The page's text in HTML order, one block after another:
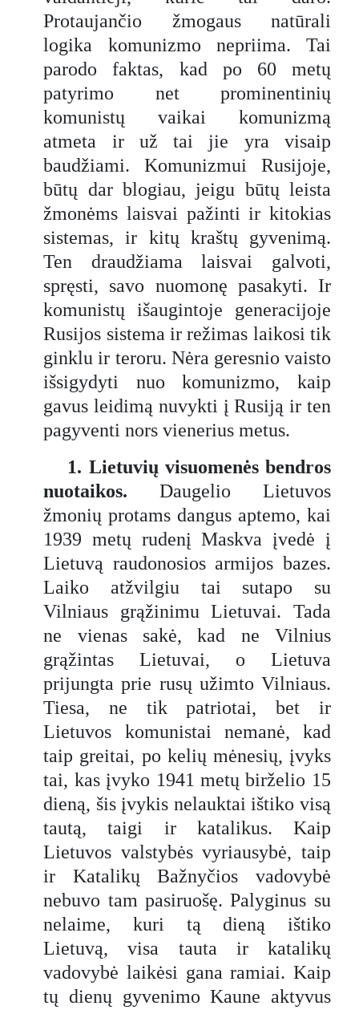
Protaujančio žmogaus natūrali
logika komunizmo nepriima. Tai
parodo faktas, kad po 60 metų
patyrimo net prominentinių
komunistų vaikai komunizmą
atmeta ir už tai jie yra visaip
baudžiami. Komunizmui Rusijoje,
būtų dar blogiau, jeigu būtų leista
žmonėms laisvai pažinti ir kitokias
sistemas, ir kitų kraštų gyvenimą.
Ten draudžiama laisvai galvoti,
spręsti, savo nuomonę pasakyti. Ir
komunistų išaugintoje generacijoje
Rusijos sistema ir režimas laikosi tik
ginklu ir teroru. Nėra geresnio vaisto
išsigydyti nuo komunizmo, kaip
gavus leidimą nuvykti į Rusiją ir ten
pagyventi nors vienerius metus.
1. Lietuvių visuomenės bendros
nuotaikos.Daugelio Lietuvos
žmonių protams dangus aptemo, kai
1939 metų rudenį Maskva įvedė į
Lietuvą raudonosios armijos bazes.
Laiko atžvilgiu tai sutapo su
Vilniaus grąžinimu Lietuvai. Tada
ne vienas sakė, kad ne Vilnius
grąžintas Lietuvai, o Lietuva
prijungta prie rusų užimto Vilniaus.
Tiesa, ne tik patriotai, bet ir
Lietuvos komunistai nemanė, kad
taip greitai, po kelių mėnesių, įvyks
tai, kas įvyko 1941 metų birželio 15
dieną, šis įvykis nelauktai ištiko visą
tautą, taigi ir katalikus. Kaip
Lietuvos valstybės vyriausybė, taip
ir Katalikų Bažnyčios vadovybė
nebuvo tam pasiruošę. Palyginus su
nelaime, kuri tą dieną ištiko
Lietuvą, visa tauta ir katalikų
vadovybė laikėsi gana ramiai. Kaip
tų dienų gyvenimo Kaune aktyvus